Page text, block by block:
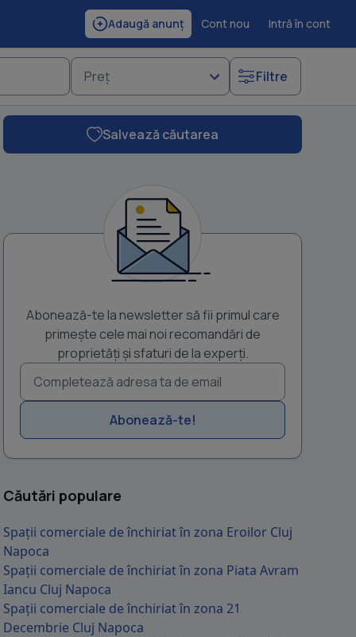
Adaugă anunț Cont nou Intră în cont
Preț Filtre
Salvează căutarea
Abonează-te la newsletter să fii primul care
primește cele mai noi recomandări de
proprietăți și sfaturi de la experți.
Abonează-te!
Căutări populare
Spații comerciale de închiriat în zona Eroilor Cluj
Napoca
Spații comerciale de închiriat în zona Piata Avram
Iancu Cluj Napoca
Spații comerciale de închiriat în zona 21
Decembrie Cluj Napoca